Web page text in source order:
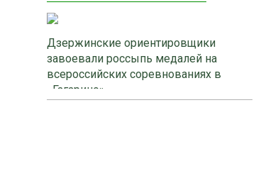
Дзержинские ориентировщики
завоевали россыпь медалей на
всероссийских соревнованиях в
«Гагарино»